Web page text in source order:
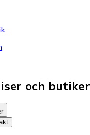
och butiker